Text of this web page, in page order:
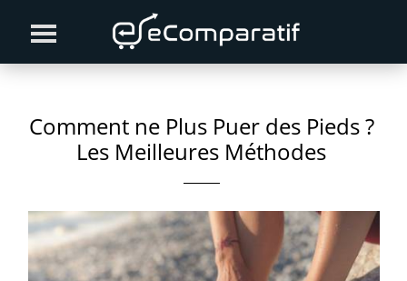
primary
content
primary
Comment ne Plus Puer des Pieds ?
Les Meilleures Méthodes